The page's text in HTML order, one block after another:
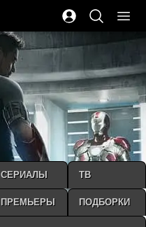
СЕРИАЛЫ ТВ
ПРЕМЬЕРЫ ПОДБОРКИ